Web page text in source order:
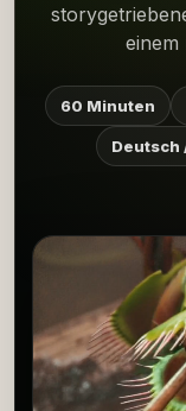
einem
60 Minuten
Deutsch